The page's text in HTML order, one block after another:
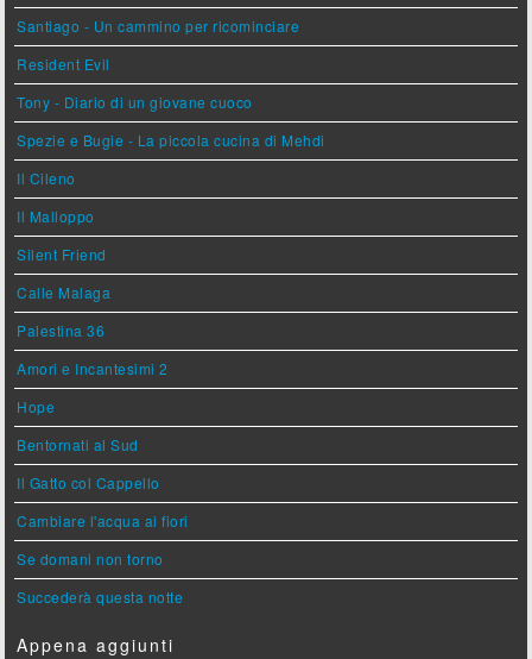
Santiago - Un cammino per ricominciare
Resident Evil
Tony - Diario di un giovane cuoco
Spezie e Bugie - La piccola cucina di Mehdi
Il Cileno
Il Malloppo
Silent Friend
Calle Malaga
Palestina 36
Amori e Incantesimi 2
Hope
Bentornati al Sud
Il Gatto col Cappello
Cambiare l'acqua ai fiori
Se domani non torno
Succederà questa notte
Appena aggiunti